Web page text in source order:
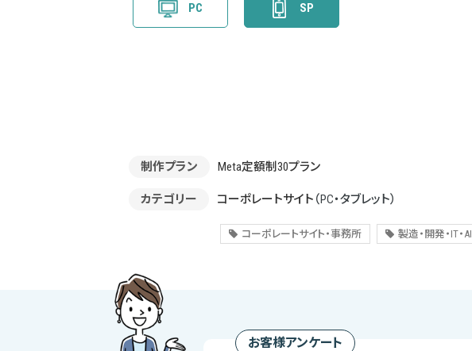
PC SP
制作プラン Meta定額制30プラン
カテゴリー コーポレートサイト （PC・タブレット）
コーポレートサイト・事務所 製造・開発・IT・AI
お客様アンケート